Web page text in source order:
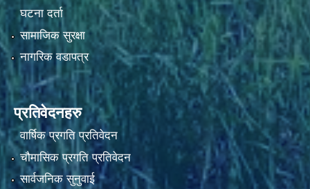
घटना दर्ता
सामाजिक सुरक्षा
नागरिक वडापत्र
प्रतिवेदनहरु
वार्षिक प्रगति प्रतिवेदन
चौमासिक प्रगति प्रतिवेदन
सार्वजनिक सुनुवाई